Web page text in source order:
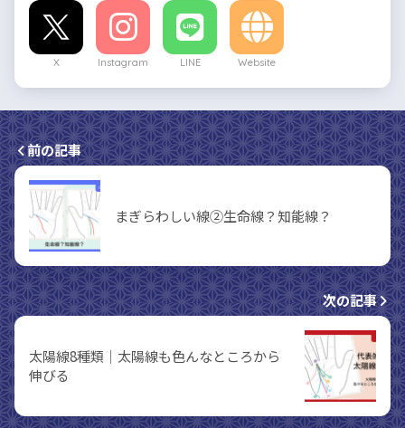
X Instagram LINE Website
前の記事
まぎらわしい線②生命線？知能線？
次の記事
太陽線8種類｜太陽線も色んなところから
伸びる